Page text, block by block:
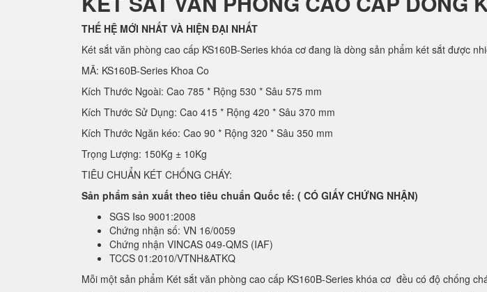
THẾ HỆ MỚI NHẤT VÀ HIỆN ĐẠI NHẤT
Két sắt văn phòng cao cấp KS160B-Series khóa cơ đang là dòng sản phẩm két sắt được
MÃ: KS160B-Series Khoa Co
Kích Thước Ngoài: Cao 785 * Rộng 530 * Sâu 575 mm
Kích Thước Sử Dụng: Cao 415 * Rộng 420 * Sâu 370 mm
Kích Thước Ngăn kéo: Cao 90 * Rộng 320 * Sâu 350 mm
Trọng Lượng: 150Kg ± 10Kg
TIÊU CHUẨN KÉT CHỐNG CHÁY:
Sản phẩm sản xuất theo tiêu chuẩn Quốc tế: ( CÓ GIẤY CHỨNG NHẬN)
SGS Iso 9001:2008
Chứng nhận số: VN 16/0059
Chứng nhận VINCAS 049-QMS (IAF)
TCCS 01:2010/VTNH&ATKQ
Mỗi một sản phẩm Két sắt văn phòng cao cấp KS160B-Series khóa cơ đều có độ chống